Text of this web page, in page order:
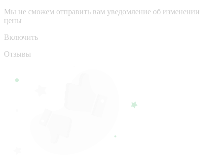
Мы не сможем отправить вам уведомление об изменении
цены
Включить
Отзывы